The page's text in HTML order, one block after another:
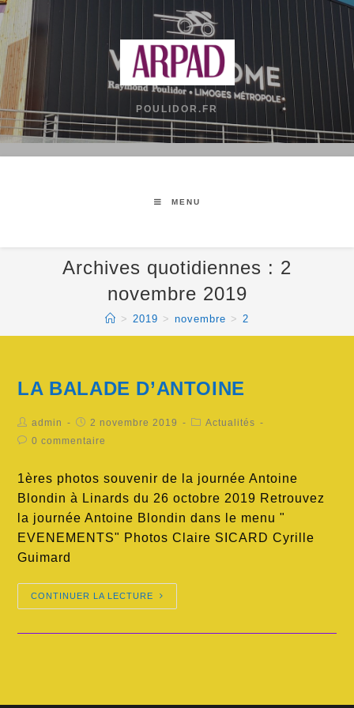
POULIDOR.FR
MENU
Archives quotidiennes : 2
novembre 2019
> 2019 > novembre > 2
LA BALADE D’ANTOINE
admin 2 novembre 2019
Actualités
0 commentaire
1ères photos souvenir de la journée Antoine
Blondin à Linards du 26 octobre 2019 Retrouvez
la journée Antoine Blondin dans le menu "
EVENEMENTS" Photos Claire SICARD Cyrille
Guimard
CONTINUER LA LECTURE